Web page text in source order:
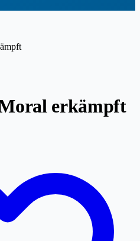
erkämpft